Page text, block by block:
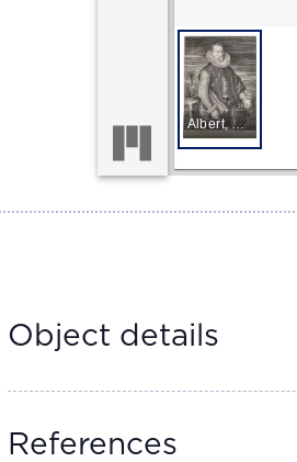
Albert, Archduke of Austria
Object details
References